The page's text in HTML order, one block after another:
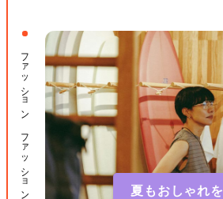
夏もおしゃれを
ファッション ファッション小物